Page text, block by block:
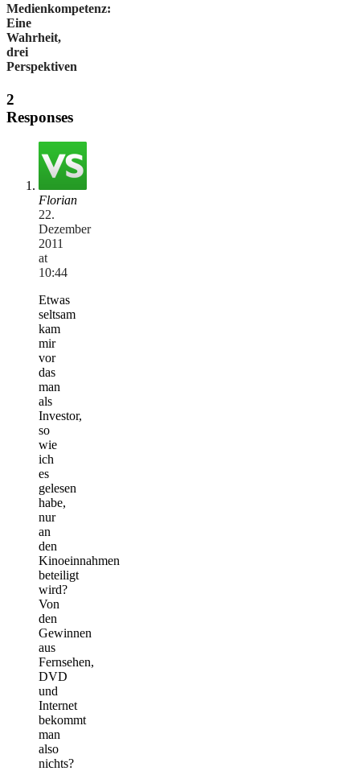
Medienkompetenz:
Eine
Wahrheit,
drei
Perspektiven
2
Responses
Florian
22.
Dezember
2011
at
10:44
Etwas
seltsam
kam
mir
vor
das
man
als
Investor,
so
wie
ich
es
gelesen
habe,
nur
an
den
Kinoeinnahmen
beteiligt
wird?
Von
den
Gewinnen
aus
Fernsehen,
DVD
und
Internet
bekommt
man
also
nichts?